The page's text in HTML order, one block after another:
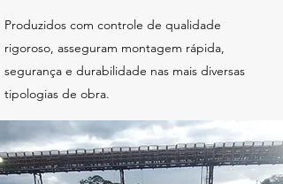
Produzidos com controle de qualidade
rigoroso, asseguram montagem rápida,
segurança e durabilidade nas mais diversas
tipologias de obra.